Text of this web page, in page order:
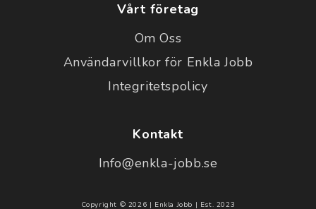
Vårt företag
Om Oss
Användarvillkor för Enkla Jobb
Integritetspolicy
Kontakt
Info@enkla-jobb.se
Copyright © 2026 | Enkla Jobb | Est. 2023